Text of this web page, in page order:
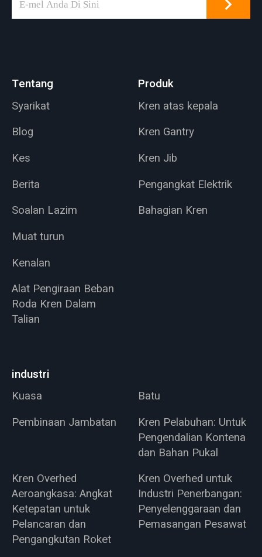
Tentang
Syarikat
Blog
Kes
Berita
Soalan Lazim
Muat turun
Kenalan
Alat Pengiraan Beban
Roda Kren Dalam
Talian
Produk
Kren atas kepala
Kren Gantry
Kren Jib
Pengangkat Elektrik
Bahagian Kren
industri
Kuasa
Batu
Pembinaan Jambatan
Kren Pelabuhan: Untuk
Pengendalian Kontena
dan Bahan Pukal
Kren Overhed
Aeroangkasa: Angkat
Ketepatan untuk
Pelancaran dan
Pengangkutan Roket
Kren Overhed untuk
Industri Penerbangan:
Penyelenggaraan dan
Pemasangan Pesawat